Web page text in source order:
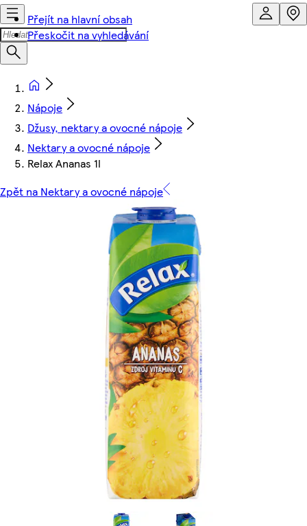
Přejít na hlavní obsah
Přeskočit na vyhledávání
Nápoje
Džusy, nektary a ovocné nápoje
Nektary a ovocné nápoje
Relax Ananas 1l
Zpět na Nektary a ovocné nápoje